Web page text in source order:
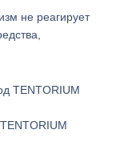
не реагирует